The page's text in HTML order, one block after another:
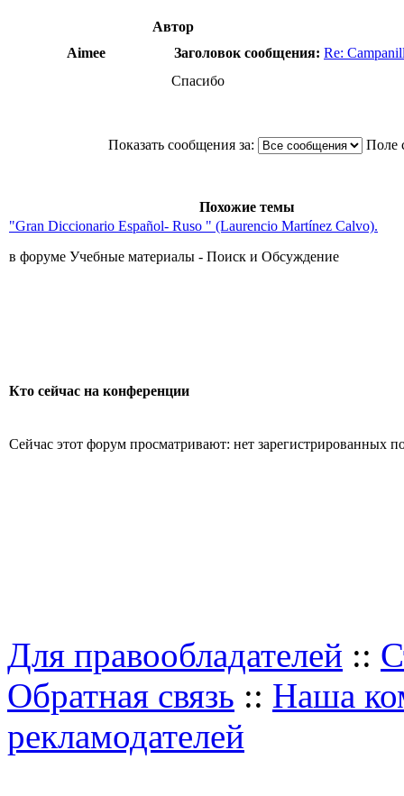
Автор
Aimee
Заголовок сообщения: Re:
Спасибо
Показать сообщения за: Поле
Похожие темы
"Gran Diccionario Español- Ruso " (Laurencio Martínez Сalvo).
в форуме Учебные материалы - Поиск и Обсуждение
Кто сейчас на конференции
Сейчас этот форум просматривают: нет зарегистрированных
Для правообладателей ::
Обратная связь :: Наша
рекламодателей